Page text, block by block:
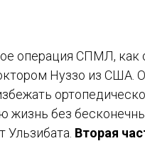
операция СПМЛ, как
Нуззо из США.
жизнь без
Вторая